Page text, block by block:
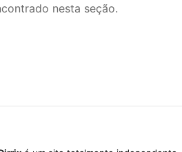
nesta seção.